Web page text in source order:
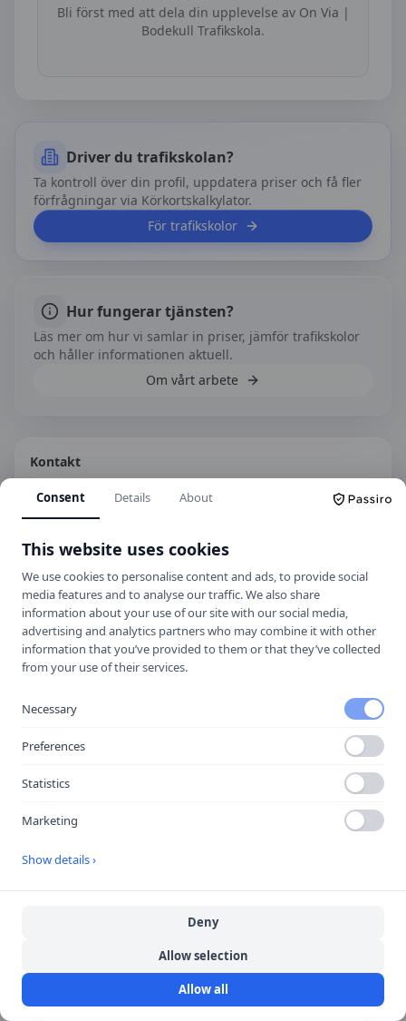
Bli först med att dela din upplevelse av On Via |
Bodekull Trafikskola.
Driver du trafikskolan?
Ta kontroll över din profil, uppdatera priser och få fler
förfrågningar via Körkortskalkylator.
För trafikskolor
Hur fungerar tjänsten?
Läs mer om hur vi samlar in priser, jämför trafikskolor
och håller informationen aktuell.
Om vårt arbete
Kontakt
Ronnebygatan 30, 374 35 Karlshamn
+46 454 180 80
info@bodekulltrafikskola.se
Spara som kontakt
Spara i telefonboken
Consent Details About
This website uses cookies
We use cookies to personalise content and ads, to provide social
media features and to analyse our traffic. We also share
information about your use of our site with our social media,
advertising and analytics partners who may combine it with other
information that you’ve provided to them or that they’ve collected
from your use of their services.
Necessary
Preferences
Statistics
Marketing
Show details ›
Deny
Allow selection
Allow all